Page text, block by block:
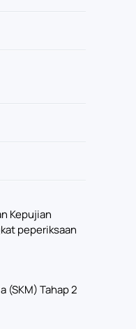
Kepujian
peperiksaan
(SKM) Tahap 2